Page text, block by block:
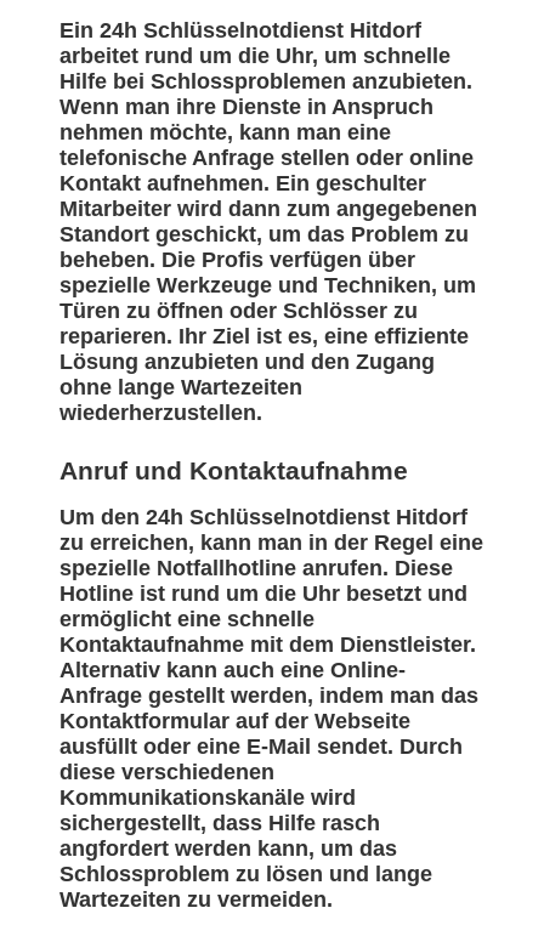
Ein 24h Schlüsselnotdienst Hitdorf
arbeitet rund um die Uhr, um schnelle
Hilfe bei Schlossproblemen anzubieten.
Wenn man ihre Dienste in Anspruch
nehmen möchte, kann man eine
telefonische Anfrage stellen oder online
Kontakt aufnehmen. Ein geschulter
Mitarbeiter wird dann zum angegebenen
Standort geschickt, um das Problem zu
beheben. Die Profis verfügen über
spezielle Werkzeuge und Techniken, um
Türen zu öffnen oder Schlösser zu
reparieren. Ihr Ziel ist es, eine effiziente
Lösung anzubieten und den Zugang
ohne lange Wartezeiten
wiederherzustellen.
Anruf und Kontaktaufnahme
Um den 24h Schlüsselnotdienst Hitdorf
zu erreichen, kann man in der Regel eine
spezielle Notfallhotline anrufen. Diese
Hotline ist rund um die Uhr besetzt und
ermöglicht eine schnelle
Kontaktaufnahme mit dem Dienstleister.
Alternativ kann auch eine Online-
Anfrage gestellt werden, indem man das
Kontaktformular auf der Webseite
ausfüllt oder eine E-Mail sendet. Durch
diese verschiedenen
Kommunikationskanäle wird
sichergestellt, dass Hilfe rasch
angfordert werden kann, um das
Schlossproblem zu lösen und lange
Wartezeiten zu vermeiden.